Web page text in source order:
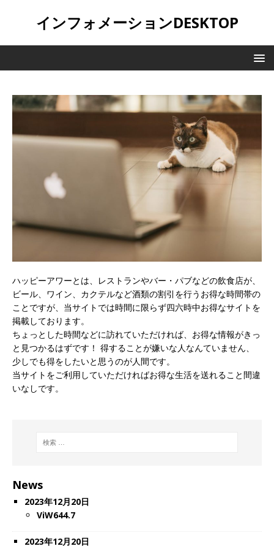
インフォメーションDESKTOP
ハッピーアワーとは、レストランやバー・パブなどの飲食店が、
ビール、ワイン、カクテルなど酒類の割引を行うお得な時間帯の
ことですが、当サイトでは時間に限らず四六時中お得なサイトを
掲載しております。
ちょっとした時間などに訪れていただければ、お得な情報がきっ
と見つかるはずです！ 得することが嫌いな人なんていません、
少しでも得をしたいと思うのが人間です。
当サイトをご利用していただければお得な生活を送れること間違
いなしです。
News
2023年12月20日
ViW644.7
2023年12月20日